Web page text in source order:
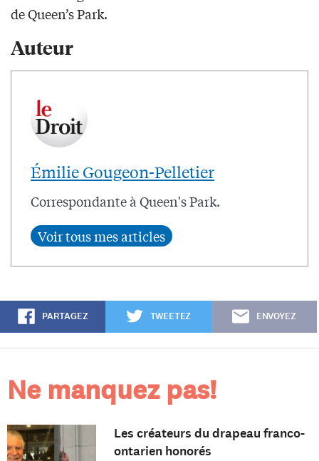
de Queen’s Park.
Auteur
Émilie Gougeon-Pelletier
Correspondante à Queen's Park.
PARTAGEZ TWEETEZ ENVOYEZ
Ne manquez pas!
Les créateurs du drapeau franco-
ontarien honorés